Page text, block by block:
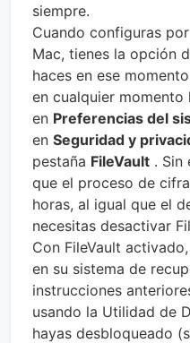
siempre.
Cuando configuras
Mac, tienes la opción
haces en ese
en cualquier momento
en Preferencias del
en Seguridad y
pestaña FileVault . Sin
que el proceso de
horas, al igual que el
necesitas desactivar
Con FileVault
en su sistema de
instrucciones
usando la Utilidad de
hayas desbloqueado